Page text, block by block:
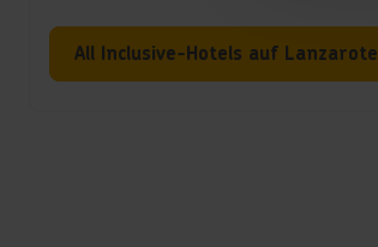
All Inclusive-Hotels auf Lanzarote